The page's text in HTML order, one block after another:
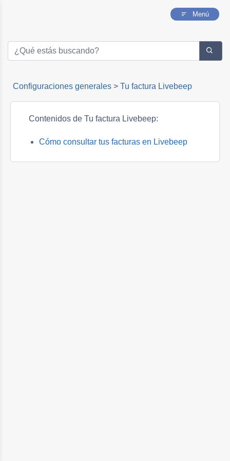
Menú
Configuraciones generales > Tu factura Livebeep
Contenidos de Tu factura Livebeep:
Cómo consultar tus facturas en Livebeep